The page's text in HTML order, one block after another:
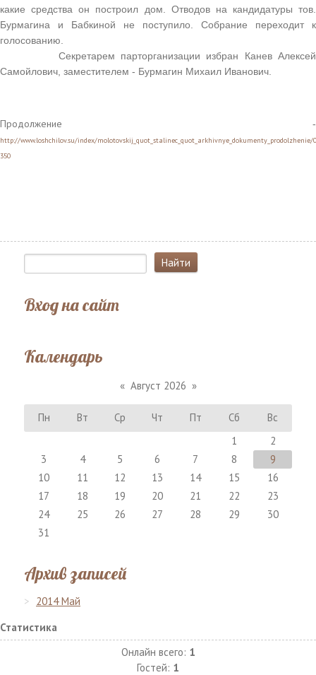
какие средства он построил дом. Отводов на кандидатуры тов.
Бурмагина и Бабкиной не поступило. Собрание переходит к
голосованию.
Секретарем парторганизации избран Канев Алексей
Самойлович, заместителем - Бурмагин Михаил Иванович.
Продолжение -
http://www.loshchilov.su/index/molotovskij_quot_stalinec_quot_arkhivnye_dokumenty_prodolzhenie/
350
Вход на сайт
Календарь
« Август 2026 »
Пн Вт Ср Чт Пт Сб
Вс
1
2
3
4 5 6 7 8
9
10
11 12 13 14 15
16
17
18 19 20 21 22
23
24
25 26 27 28 29
30
31
Архив записей
2014 Май
Статистика
Онлайн всего: 1
Гостей: 1